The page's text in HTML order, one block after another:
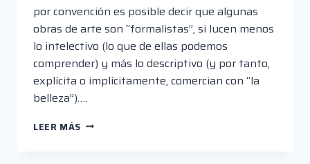
por convención es posible decir que algunas
obras de arte son “formalistas”, si lucen menos
lo intelectivo (lo que de ellas podemos
comprender) y más lo descriptivo (y por tanto,
explícita o implícitamente, comercian con “la
belleza”)….
LEER MÁS “VIEJO